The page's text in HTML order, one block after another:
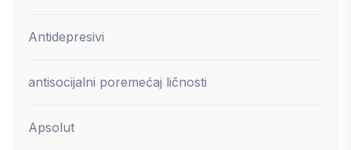
Antidepresivi
antisocijalni poremećaj ličnosti
Apsolut